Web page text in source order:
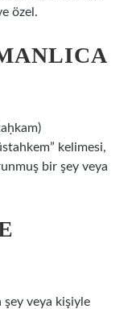
özel.
kelimesi,
bir şey veya
şey veya kişiyle